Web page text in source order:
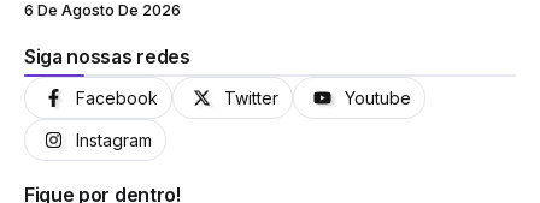
6 De Agosto De 2026
Siga nossas redes
Facebook Twitter Youtube
Instagram
Fique por dentro!